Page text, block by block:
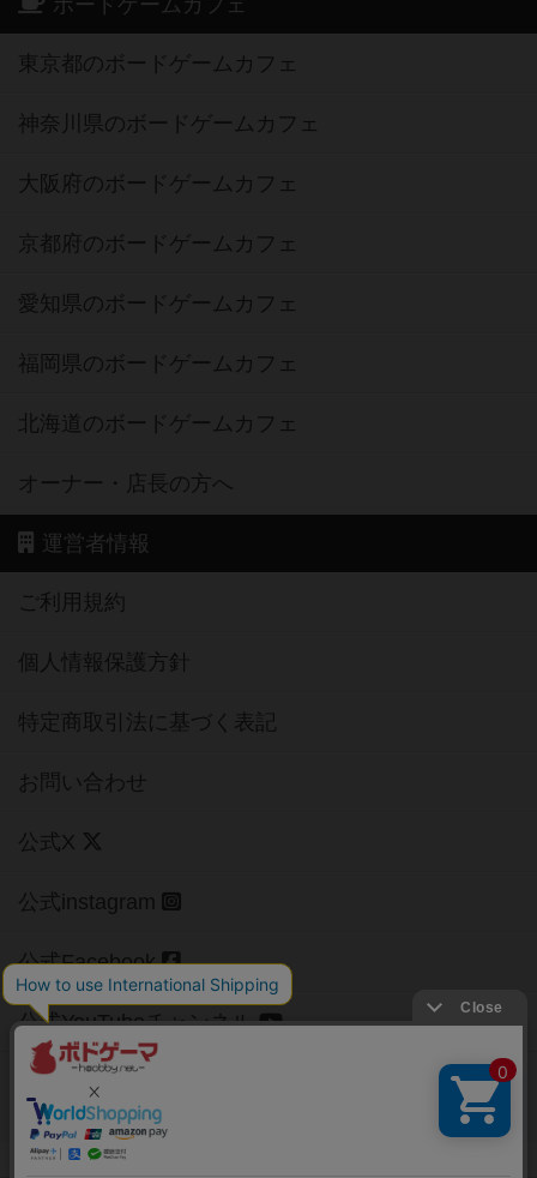
東京都のボードゲームカフェ
神奈川県のボードゲームカフェ
大阪府のボードゲームカフェ
京都府のボードゲームカフェ
愛知県のボードゲームカフェ
福岡県のボードゲームカフェ
北海道のボードゲームカフェ
オーナー・店長の方へ
運営者情報
ご利用規約
個人情報保護方針
特定商取引法に基づく表記
お問い合わせ
公式X
公式instagram
公式Facebook
公式YouTubeチャンネル